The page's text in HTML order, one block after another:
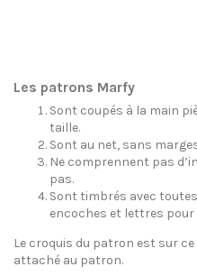
Les patrons Marfy
Sont coupés à la main
taille.
Sont au net, sans
Ne comprennent pas
pas.
Sont timbrés avec
encoches et lettres pour
Le croquis du patron est sur
attaché au patron.